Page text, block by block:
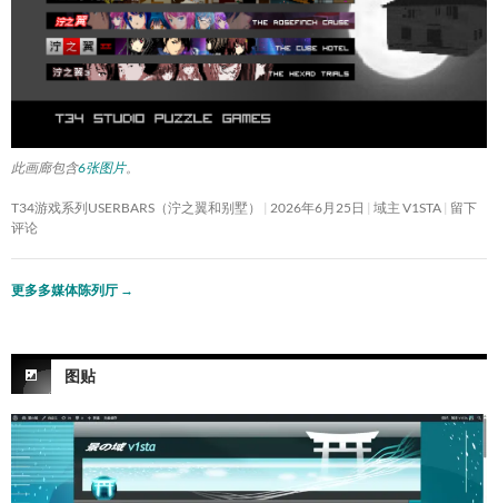
此画廊包含6张图片。
T34游戏系列USERBARS（泞之翼和别墅） 2026年6月25日 域主 V1STA 留下
评论
更多多媒体陈列厅 →
图贴